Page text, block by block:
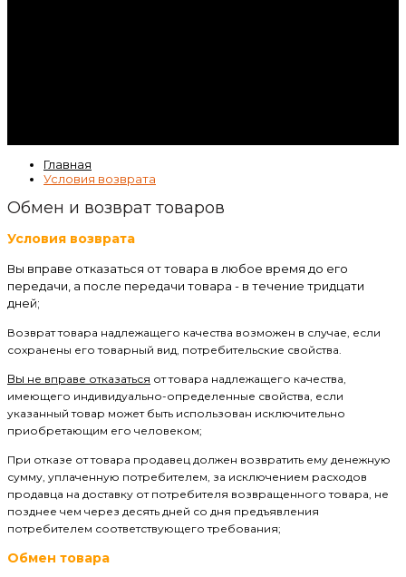
Главная
Условия возврата
Обмен и возврат товаров
Условия возврата
Вы вправе отказаться от товара в любое время до его
передачи, а после передачи товара - в течение тридцати
дней;
Возврат товара надлежащего качества возможен в случае, если
сохранены его товарный вид, потребительские свойства.
Вы не вправе отказаться от товара надлежащего качества,
имеющего индивидуально-определенные свойства, если
указанный товар может быть использован исключительно
приобретающим его человеком;
При отказе от товара продавец должен возвратить ему денежную
сумму, уплаченную потребителем, за исключением расходов
продавца на доставку от потребителя возвращенного товара, не
позднее чем через десять дней со дня предъявления
потребителем соответствующего требования;
Обмен товара